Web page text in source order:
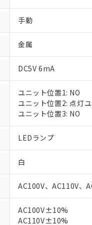
手動
金属
DC5V 6mA
ユニット位置1: NO
ユニット位置2: 点灯
ユニット位置3: NO
LEDランプ
白
AC100V、AC110V、
AC100V±10%
AC110V±10%
ご利用条件
※1 対応状況
対応予定なし：
調査・確認中：
非該当品：ライセ
仕入先様の事情に
※1 中国